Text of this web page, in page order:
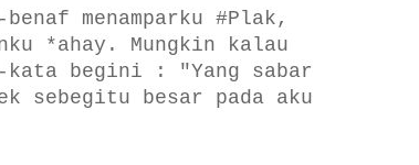
menamparku #Plak,
*ahay. Mungkin kalau
kata begini : "Yang sabar
sebegitu besar pada aku